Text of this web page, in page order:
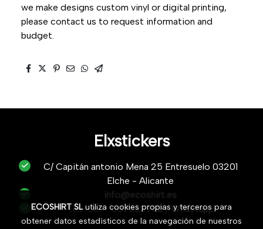
we make designs custom vinyl or digital printing,
please contact us to request information and
budget.
Elxstickers
C/ Capitán antonio Mena 25 Entresuelo 03201
Elche - Alicante
info@ecoshirt.es
Teléfono :687632752/Whastapp
ECOSHIRT SLutiliza cookies propias y terceros para
obtener datos estadísticos de la navegación de nuestros